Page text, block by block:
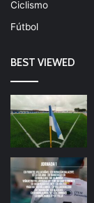
Ciclismo
Fútbol
BEST VIEWED